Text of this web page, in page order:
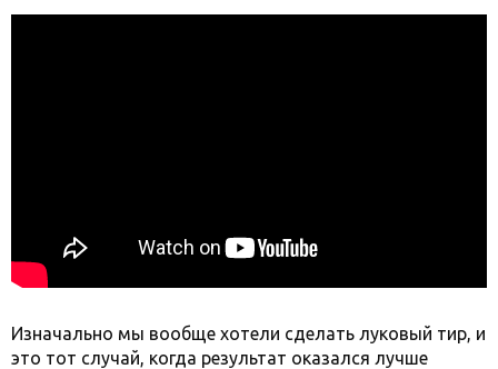
Изначально мы вообще хотели сделать луковый тир, и
это тот случай, когда результат оказался лучше